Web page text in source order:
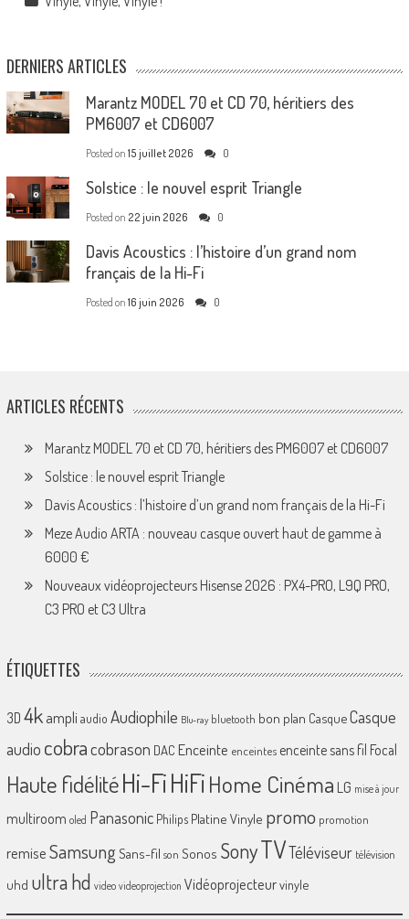
DERNIERS ARTICLES
Marantz MODEL 70 et CD 70, héritiers des
PM6007 et CD6007
Posted on 15 juillet 2026 0
Solstice : le nouvel esprit Triangle
Posted on 22 juin 2026 0
Davis Acoustics : l’histoire d’un grand nom
français de la Hi-Fi
Posted on 16 juin 2026 0
ARTICLES RÉCENTS
Marantz MODEL 70 et CD 70, héritiers des PM6007 et CD6007
Solstice : le nouvel esprit Triangle
Davis Acoustics : l’histoire d’un grand nom français de la Hi-Fi
Meze Audio ARTA : nouveau casque ouvert haut de gamme à
6000 €
Nouveaux vidéoprojecteurs Hisense 2026 : PX4-PRO, L9Q PRO,
C3 PRO et C3 Ultra
ÉTIQUETTES
3D 4k ampliaudio Audiophile Blu-ray bluetooth bon plan CasqueCasque
audio cobracobrason DAC Enceinte enceintes enceinte sans fil Focal
Haute fidélitéHi-FiHiFiHome Cinéma LG mise à jour
multiroom oled Panasonic Philips Platine Vinyle promo promotion
remiseSamsungSans-fil son Sonos SonyTVTéléviseur télévision
uhd ultra hd video videoprojection Vidéoprojecteurvinyle